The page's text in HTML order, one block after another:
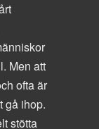
Men att
ofta är
gå ihop.
stötta